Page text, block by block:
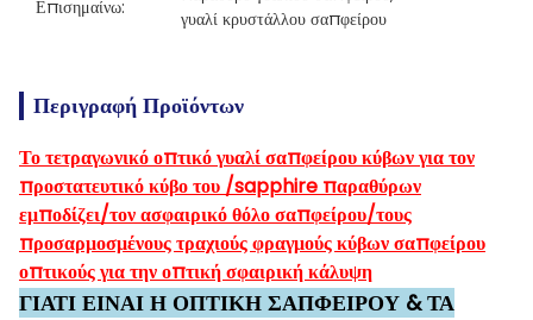
Επισημαίνω:
γυαλί κρυστάλλου σαπφείρου
Περιγραφή Προϊόντων
Το τετραγωνικό οπτικό γυαλί σαπφείρου κύβων για τον
προστατευτικό κύβο του /sapphire παραθύρων
εμποδίζει/τον ασφαιρικό θόλο σαπφείρου/τους
προσαρμοσμένους τραχιούς φραγμούς κύβων σαπφείρου
οπτικούς για την οπτική σφαιρική κάλυψη
ΓΙΑΤΙ ΕΙΝΑΙ Η ΟΠΤΙΚΗ ΣΑΠΦΕΙΡΟΥ & ΤΑ